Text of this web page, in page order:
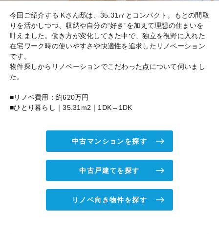
今回ご紹介する Kさん邸は、35.31㎡とコンパクト。もとの間取
りを活かしつつ、収納や自分の“好き”を加えて理想の住まいを
叶えました。働き方が変化してきた中で、独立を視野に入れた
在宅ワーク時の使いやすさや快適性を追求したリノベーション
です。
物件探しからリノベーションでこだわった点について伺いまし
た。
■リノベ費用：約620万円
■ひとり暮らし｜35.31m2｜1DK→1DK
中古マンションを探す
中古戸建てを探す
リノベ向き物件を探す